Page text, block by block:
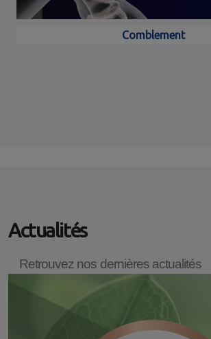
Comblement
Actualités
Retrouvez nos dernières actualités